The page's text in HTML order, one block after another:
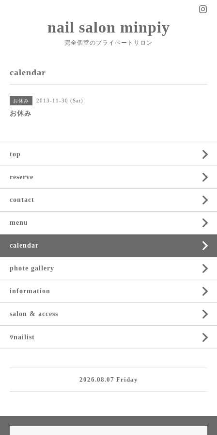
nail salon minpiy
完全個室のプライベートサロン
calendar
お休み 2013-11-30 (Sat)
お休み
top
reserve
contact
menu
calendar
phote gallery
information
salon & access
▿nailist
2026.08.07 Friday